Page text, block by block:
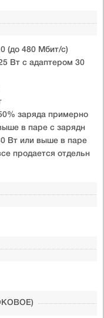
(до 480 Мбит/с)
Вт с адаптером 30
заряда примерно
в паре с зарядн
Вт или выше в паре
продается отдельн